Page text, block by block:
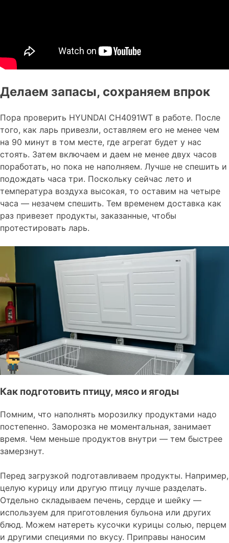
Делаем запасы, сохраняем впрок
Пора проверить HYUNDAI CH4091WT в работе. После
того, как ларь привезли, оставляем его не менее чем
на 90 минут в том месте, где агрегат будет у нас
стоять. Затем включаем и даем не менее двух часов
поработать, но пока не наполняем. Лучше не спешить и
подождать часа три. Поскольку сейчас лето и
температура воздуха высокая, то оставим на четыре
часа — незачем спешить. Тем временем доставка как
раз привезет продукты, заказанные, чтобы
протестировать ларь.
Как подготовить птицу, мясо и ягоды
Помним, что наполнять морозилку продуктами надо
постепенно. Заморозка не моментальная, занимает
время. Чем меньше продуктов внутри — тем быстрее
замерзнут.
Перед загрузкой подготавливаем продукты. Например,
целую курицу или другую птицу лучше разделать.
Отдельно складываем печень, сердце и шейку —
используем для приготовления бульона или других
блюд. Можем натереть кусочки курицы солью, перцем
и другими специями по вкусу. Приправы наносим